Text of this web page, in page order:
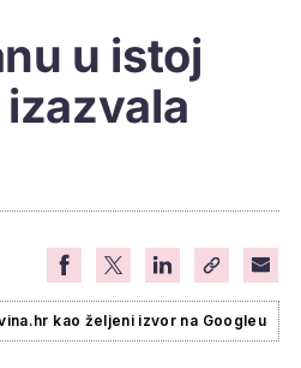
u istoj
kao željeni izvor na Googleu